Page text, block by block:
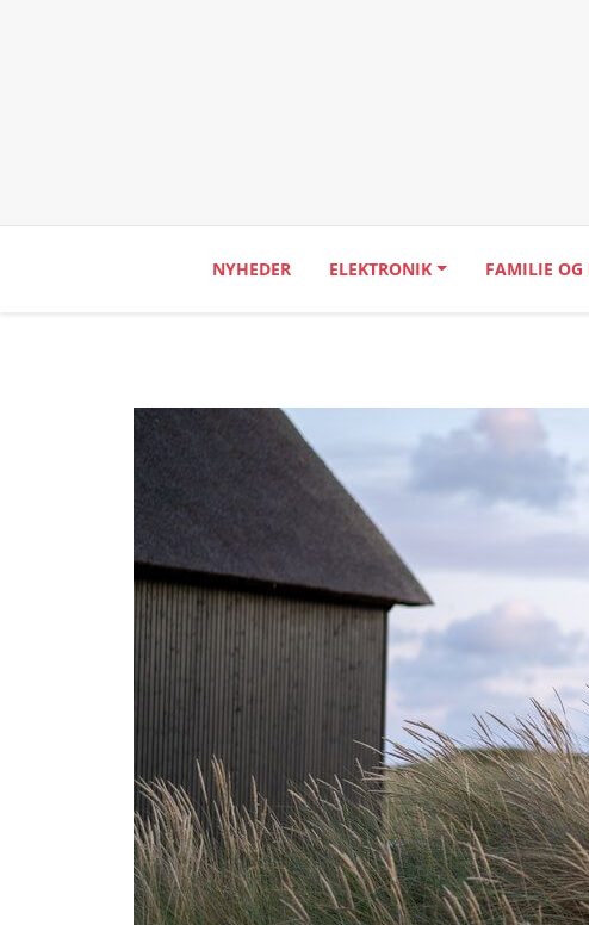
NYHEDER ELEKTRONIK FAMILIE